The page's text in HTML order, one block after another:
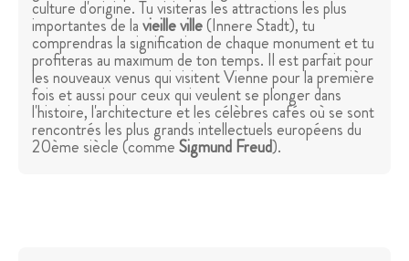
culture d'origine. Tu visiteras les attractions les plus
importantes de lavieille ville(Innere Stadt), tu
comprendras la signification de chaque monument et tu
profiteras au maximum de ton temps. Il est parfait pour
les nouveaux venus qui visitent Vienne pour la première
fois et aussi pour ceux qui veulent se plonger dans
l'histoire, l'architecture et les célèbres cafés où se sont
rencontrés les plus grands intellectuels européens du
20ème siècle (commeSigmund Freud).